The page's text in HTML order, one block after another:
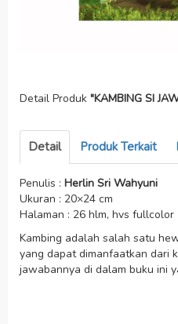
Detail Produk "KAMBING SI
Detail Produk Terkait
Penulis : Herlin Sri Wahyuni
Ukuran : 20×24 cm
Halaman : 26 hlm, hvs fullcolor
Kambing adalah salah satu
yang dapat dimanfaatkan dari
jawabannya di dalam buku ini